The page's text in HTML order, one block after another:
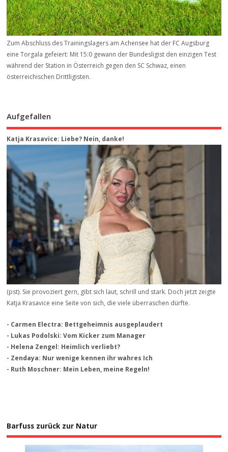
Zum Abschluss des Trainingslagers am Achensee hat der FC Augsburg
eine Torgala gefeiert: Mit 15:0 gewann der Bundesligist den einzigen Test
während der Station in Österreich gegen den SC Schwaz, einen
österreichischen Drittligisten.
Aufgefallen
Katja Krasavice: Liebe? Nein, danke!
(pst). Sie provoziert gern, gibt sich laut, schrill und stark. Doch jetzt zeigte
Katja Krasavice eine Seite von sich, die viele überraschen dürfte.
- Carmen Electra: Bettgeheimnis ausgeplaudert
- Lukas Podolski: Vom Kicker zum Manager
- Helena Zengel: Heimlich verliebt?
- Zendaya: Nur wenige kennen ihr wahres Ich
- Ruth Moschner: Mein Leben, meine Regeln!
Barfuss zurück zur Natur